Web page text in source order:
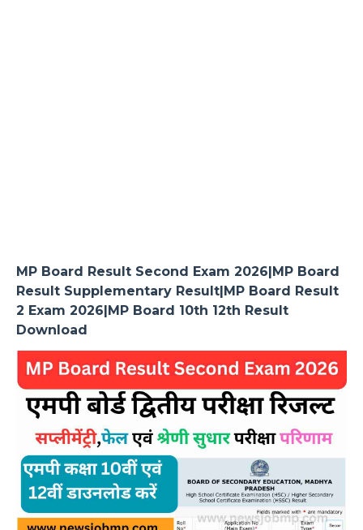
MP Board Result Second Exam 2026|MP Board
Result Supplementary Result|MP Board Result
2 Exam 2026|MP Board 10th 12th Result
Download